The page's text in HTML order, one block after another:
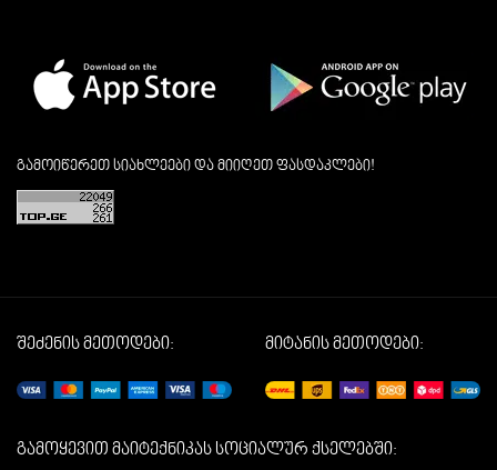
გამოიწერეთ სიახლეები და მიიღეთ ფასდაკლები!
შეძენის მეთოდები: მიტანის მეთოდები:
გამოყევით მაიტექნიკას სოციალურ ქსელებში: